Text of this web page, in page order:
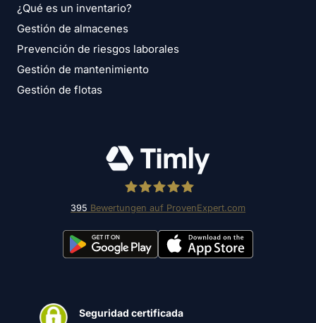
¿Qué es un inventario?
Gestión de almacenes
Prevención de riesgos laborales
Gestión de mantenimiento
Gestión de flotas
Timly Software AG
395 Bewertungen auf ProvenExpert.com
Seguridad certificada